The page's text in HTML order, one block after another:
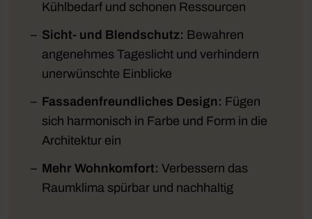
Kühlbedarf und schonen Ressourcen
Sicht- und Blendschutz: Bewahren
angenehmes Tageslicht und verhindern
unerwünschte Einblicke
Fassadenfreundliches Design: Fügen
sich harmonisch in Farbe und Form in die
Architektur ein
Mehr Wohnkomfort: Verbessern das
Raumklima spürbar und nachhaltig